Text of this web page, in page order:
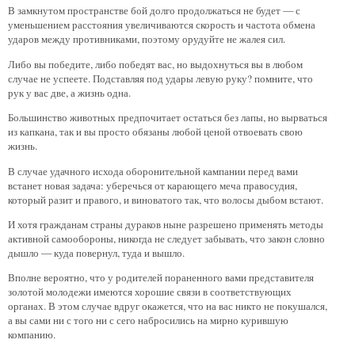
В замкнутом пространстве бой долго продолжаться не будет — с
уменьшением расстояния увеличиваются скорость и частота обмена
ударов между противниками, поэтому орудуйте не жалея сил.
Либо вы победите, либо победят вас, но выдохнуться вы в любом
случае не успеете. Подставляя под удары левую руку? помните, что
рук у вас две, а жизнь одна.
Большинство животных предпочитает остаться без лапы, но вырваться
из капкана, так и вы просто обязаны любой ценой отвоевать свою
жизнь.
В случае удачного исхода оборонительной кампании перед вами
встанет новая задача: уберечься от карающего меча правосудия,
который разит и правого, и виноватого так, что волосы дыбом встают.
И хотя гражданам страны дураков ныне разрешено применять методы
активной самообороны, никогда не следует забывать, что закон словно
дышло — куда повернул, туда и вышло.
Вполне вероятно, что у родителей пораненного вами представителя
золотой молодежи имеются хорошие связи в соответствующих
органах. В этом случае вдруг окажется, что на вас никто не покушался,
а вы сами ни с того ни с сего набросились на мирно курившую
компанию.